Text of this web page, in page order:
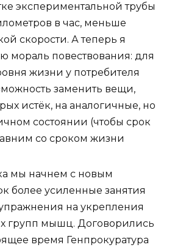
экспериментальной трубы
в час, меньше
скорости. А теперь я
мораль повествования: для
жизни у потребителя
заменить вещи,
истёк, на аналогичные, но
состоянии (чтобы срок
со сроком жизни
мы начнем с новым
более усиленные занятия
на укрепления
групп мышц. Договорились
время Генпрокуратура